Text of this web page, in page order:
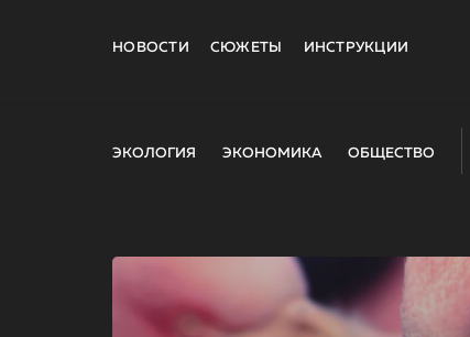
НОВОСТИ СЮЖЕТЫ ИНСТРУКЦИИ
ЭКОЛОГИЯ ЭКОНОМИКА ОБЩЕСТВО